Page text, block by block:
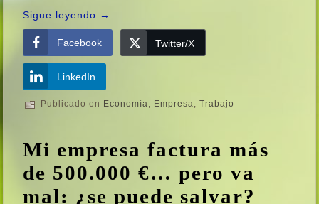
Sigue leyendo →
Facebook Twitter/X
LinkedIn
Publicado en Economí­a Empresa ,Trabajo
Mi empresa factura más
de 500.000 €… pero va
mal: ¿se puede salvar?